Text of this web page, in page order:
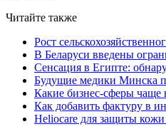
Читайте также
Рост
В Беларуси введены
Сенсация в Египте:
Будущие медики Минска
Какие бизнес-сферы чаще
Как добавить фактуру в
Heliocare для защиты кожи